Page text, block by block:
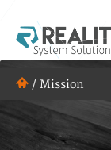
/ Mission